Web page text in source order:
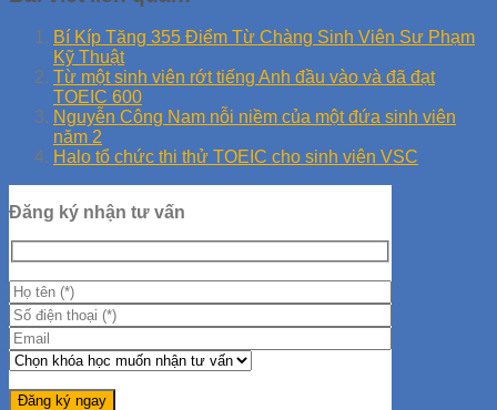
Bí Kíp Tăng 355 Điểm Từ Chàng Sinh Viên Sư Phạm
Kỹ Thuật
Từ một sinh viên rớt tiếng Anh đầu vào và đã đạt
TOEIC 600
Nguyễn Công Nam nỗi niềm của một đứa sinh viên
năm 2
Halo tổ chức thi thử TOEIC cho sinh viên VSC
Đăng ký nhận tư vấn